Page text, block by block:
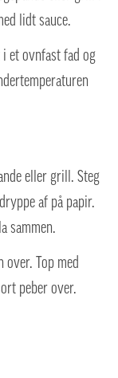
lidt sauce.
et ovnfast fad og
eller grill. Steg
af på papir.
sammen.
Top med
peber over.